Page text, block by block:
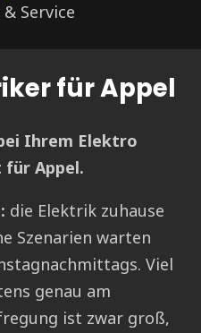
Service
für Appel
Ihrem Elektro
Appel.
die Elektrik zuhause
Szenarien warten
Viel
genau am
ist zwar groß,